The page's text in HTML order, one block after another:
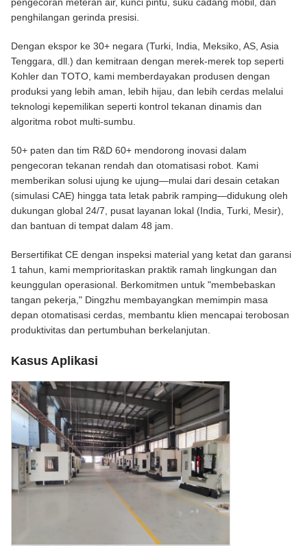
penghilangan gerinda presisi.
Dengan ekspor ke 30+ negara (Turki, India, Meksiko, AS, Asia
Tenggara, dll.) dan kemitraan dengan merek-merek top seperti
Kohler dan TOTO, kami memberdayakan produsen dengan
produksi yang lebih aman, lebih hijau, dan lebih cerdas melalui
teknologi kepemilikan seperti kontrol tekanan dinamis dan
algoritma robot multi-sumbu.
50+ paten dan tim R&D 60+ mendorong inovasi dalam
pengecoran tekanan rendah dan otomatisasi robot. Kami
memberikan solusi ujung ke ujung—mulai dari desain cetakan
(simulasi CAE) hingga tata letak pabrik ramping—didukung oleh
dukungan global 24/7, pusat layanan lokal (India, Turki, Mesir),
dan bantuan di tempat dalam 48 jam.
Bersertifikat CE dengan inspeksi material yang ketat dan garansi
1 tahun, kami memprioritaskan praktik ramah lingkungan dan
keunggulan operasional. Berkomitmen untuk "membebaskan
tangan pekerja," Dingzhu membayangkan memimpin masa
depan otomatisasi cerdas, membantu klien mencapai terobosan
produktivitas dan pertumbuhan berkelanjutan.
Kasus Aplikasi